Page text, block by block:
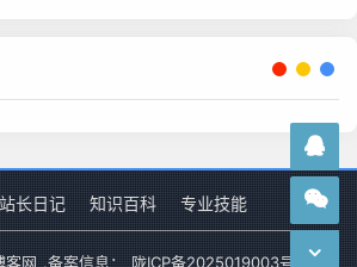
站长日记 知识百科 专业技能
客网 .备案信息： 陇ICP备2025019003号-1